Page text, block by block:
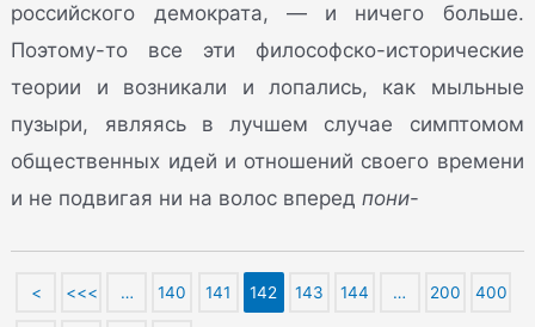
российского демократа, — и ничего больше.
Поэтому-то все эти философско-исторические
теории и возникали и лопались, как мыльные
пузыри, являясь в лучшем случае симптомом
общественных идей и отношений своего времени
и не подвигая ни на волос впередпони-
< <<< … 140 141 142 143 144 … 200 400